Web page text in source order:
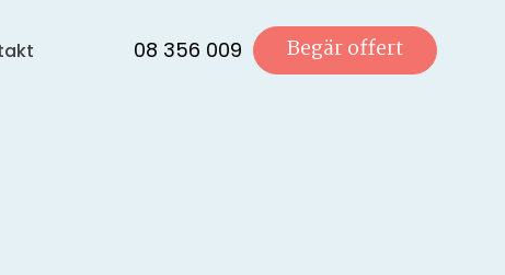
08 356 009 Begär offert